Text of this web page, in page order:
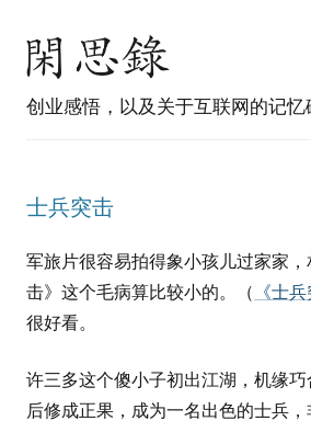
创业感悟，以及关于互联网的记忆
士兵突击
军旅片很容易拍得象小孩儿过家家
击》这个毛病算比较小的。（ 《士
很好看。
许三多这个傻小子初出江湖，机缘
后修成正果，成为一名出色的士兵